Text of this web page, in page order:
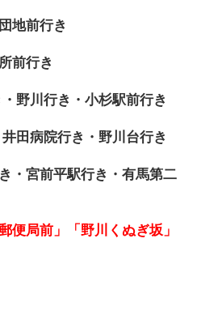
地前行き
前行き
野川行き・小杉駅前行き
田病院行き・野川台行き
・宮前平駅行き・有馬第二
便局前」「野川くぬぎ坂」